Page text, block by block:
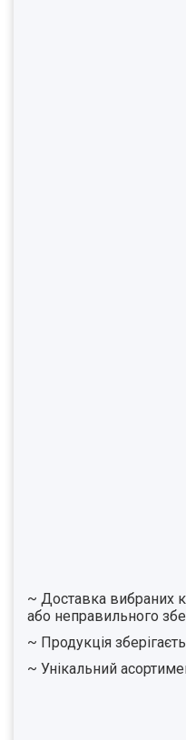
~ Доставка вибраних
або неправильного
~ Продукція
~ Унікальний